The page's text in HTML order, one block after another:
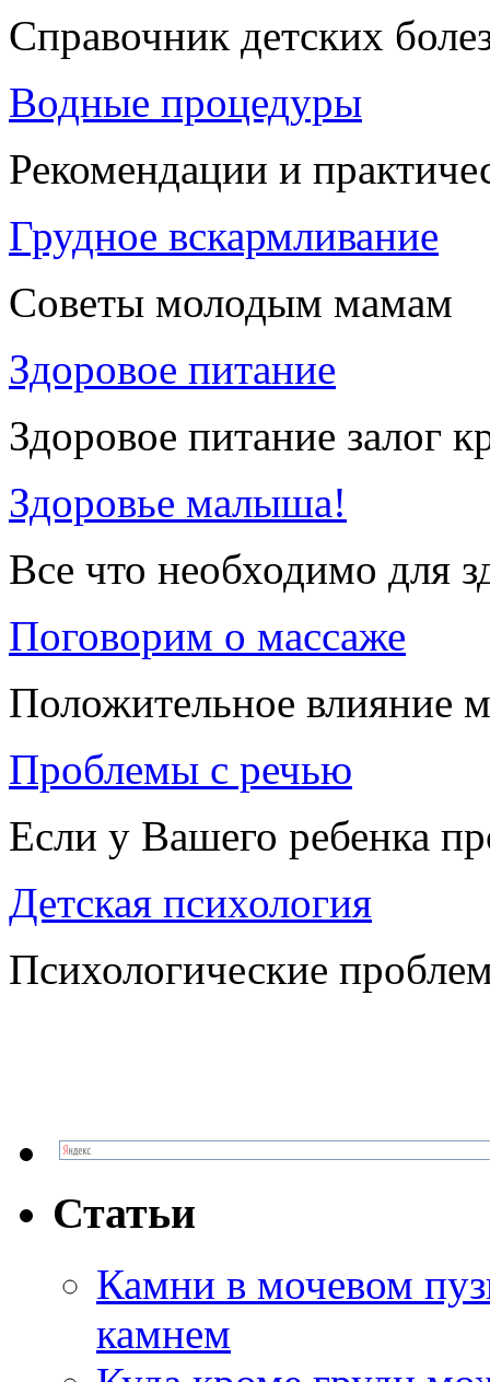
Справочник детских
Водные процедуры
Рекомендации и
Грудное вскармливание
Советы молодым мамам
Здоровое питание
Здоровое питание залог
Здоровье малыша!
Все что необходимо для
Поговорим о массаже
Положительное влияние
Проблемы с речью
Если у Вашего ребенка
Детская психология
Психологические
Статьи
Камни в мочевом
камнем